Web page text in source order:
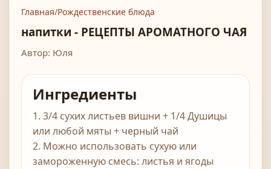
Главная/Рождественские блюда
напитки - РЕЦЕПТЫ АРОМАТНОГО ЧАЯ
Автор: Юля
Ингредиенты
1. 3/4 сухих листьев вишни + 1/4 Душицы
или любой мяты + черный чай
2. Можно использовать сухую или
замороженную смесь: листья и ягоды